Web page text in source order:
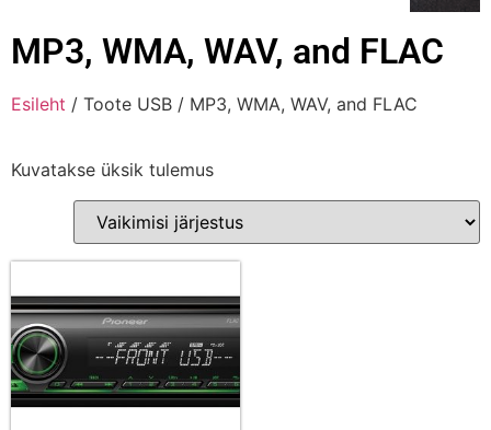
MP3, WMA, WAV, and FLAC
Esileht / Toote USB / MP3, WMA, WAV, and FLAC
Kuvatakse üksik tulemus